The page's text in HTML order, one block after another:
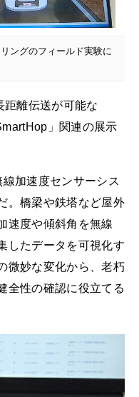
ングのフィールド実験に
距離伝送が可能な
」関連の展示
加速度センサーシス
。橋梁や鉄塔など屋外
速度や傾斜角を無線
したデータを可視化す
微妙な変化から、老朽
全性の確認に役立てる